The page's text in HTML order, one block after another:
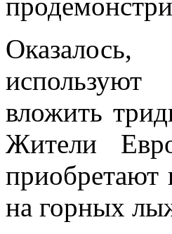
используют
вложить
Жители
приобретают
на горных